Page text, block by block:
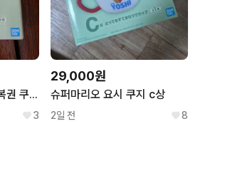
슈퍼마리오 요시 제일복권 쿠지 D상 접시
3
29,000원
슈퍼마리오 요시 쿠지 c상
2일 전 8